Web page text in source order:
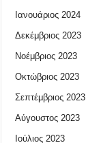
Ιανουάριος 2024
Δεκέμβριος 2023
Νοέμβριος 2023
Οκτώβριος 2023
Σεπτέμβριος 2023
Αύγουστος 2023
Ιούλιος 2023